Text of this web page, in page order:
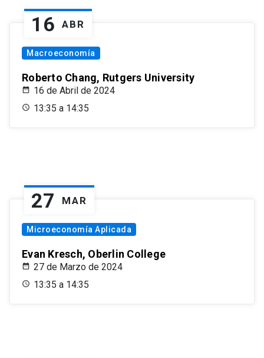
16 ABR
Macroeconomía
Roberto Chang, Rutgers University
16 de Abril de 2024
13:35 a 14:35
27 MAR
Microeconomía Aplicada
Evan Kresch, Oberlin College
27 de Marzo de 2024
13:35 a 14:35